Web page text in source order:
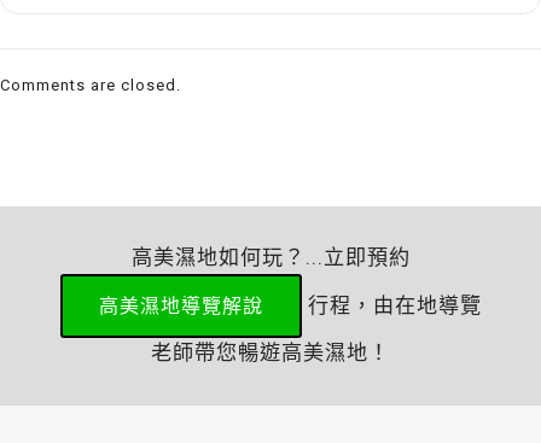
Comments are closed.
高美濕地如何玩？...立即預約
高美濕地導覽解說
行程，由在地導覽
老師帶您暢遊高美濕地！